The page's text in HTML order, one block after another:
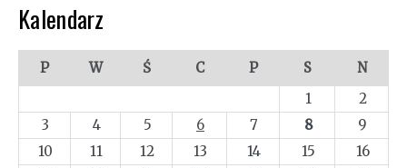
Kalendarz
P W Ś C P S
N
1
2
3
4 5 6 7 8
9
10
11 12 13 14 15
16